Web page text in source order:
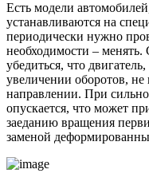
Есть модели
устанавливаются на
периодически нужно
необходимости –
убедиться, что
увеличении оборотов, не
направлении. При
опускается, что может
заеданию вращения
заменой